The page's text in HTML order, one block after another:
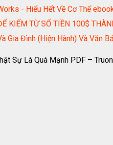
- Hiểu Hết Về Cơ Thể
KIẾM TỪ SỐ TIỀN 100$
Gia Đình (Hiện Hành) Và Văn
Sự Là Quá Mạnh PDF –